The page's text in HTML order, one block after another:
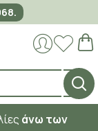
άνω των